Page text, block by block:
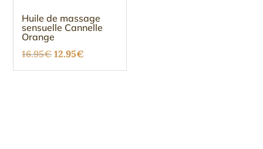
Huile de massage
sensuelle Cannelle
Orange
16.95€Le
prix
12.95€
prix